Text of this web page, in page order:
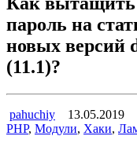
пароль на
новых версий
(11.1)?
pahuchiy 13.05.2019
PHP, Модули, Хаки,